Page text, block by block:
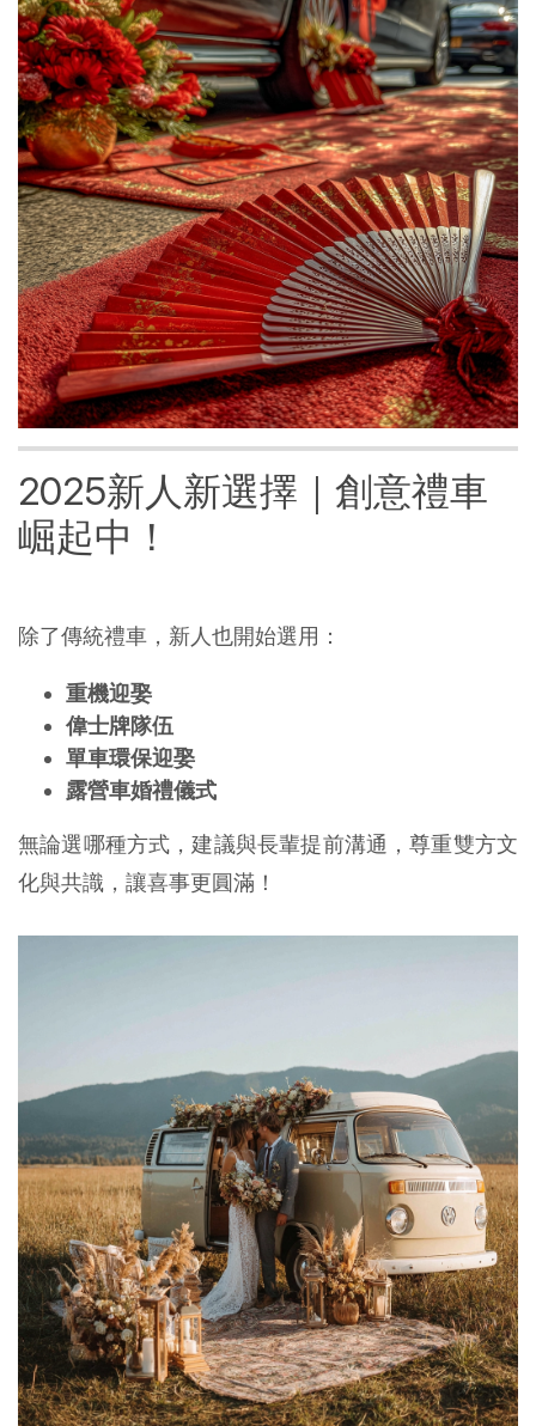
2025新人新選擇｜創意禮車
崛起中！
除了傳統禮車，新人也開始選用：
重機迎娶
偉士牌隊伍
單車環保迎娶
露營車婚禮儀式
無論選哪種方式，建議與長輩提前溝通，尊重雙方文
化與共識，讓喜事更圓滿！